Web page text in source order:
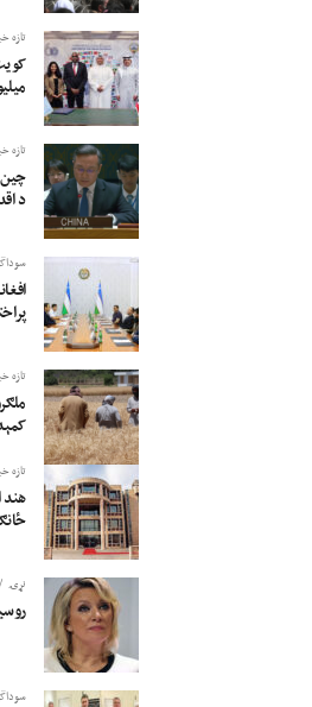
تازه
تازه
چین
د
تازه
تازه
هند
نړۍ